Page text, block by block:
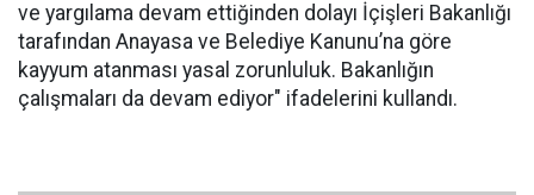
ve yargılama devam ettiğinden dolayı İçişleri Bakanlığı
tarafından Anayasa ve Belediye Kanunu’na göre
kayyum atanması yasal zorunluluk. Bakanlığın
çalışmaları da devam ediyor" ifadelerini kullandı.